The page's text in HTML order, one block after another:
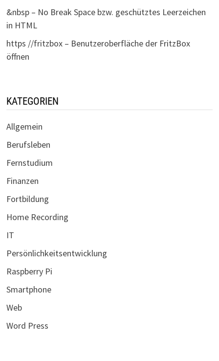
&nbsp – No Break Space bzw. geschütztes Leerzeichen
in HTML
https //fritzbox – Benutzeroberfläche der FritzBox
öffnen
KATEGORIEN
Allgemein
Berufsleben
Fernstudium
Finanzen
Fortbildung
Home Recording
IT
Persönlichkeitsentwicklung
Raspberry Pi
Smartphone
Web
Word Press